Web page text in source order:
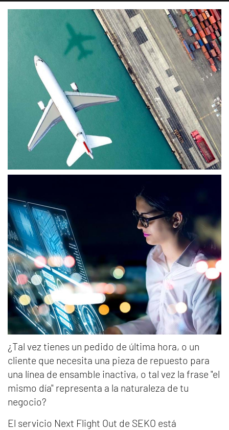
¿Tal vez tienes un pedido de última hora, o un
cliente que necesita una pieza de repuesto para
una línea de ensamble inactiva, o tal vez la frase "el
mismo día" representa a la naturaleza de tu
negocio?
El servicio Next Flight Out de SEKO está